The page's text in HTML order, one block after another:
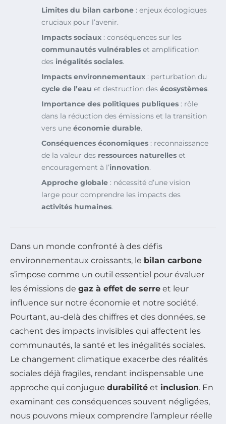
Limites du bilan carbone : enjeux écologiques
cruciaux pour l’avenir.
Impacts sociaux : conséquences sur les
communautés vulnérables et amplification
des inégalités sociales.
Impacts environnementaux : perturbation du
cycle de l’eau et destruction des écosystèmes.
Importance des politiques publiques : rôle
dans la réduction des émissions et la transition
vers une économie durable.
Conséquences économiques : reconnaissance
de la valeur des ressources naturelles et
encouragement à l’innovation.
Approche globale : nécessité d’une vision
large pour comprendre les impacts des
activités humaines.
Dans un monde confronté à des défis
environnementaux croissants, le bilan carbone
s’impose comme un outil essentiel pour évaluer
les émissions de gaz à effet de serre et leur
influence sur notre économie et notre société.
Pourtant, au-delà des chiffres et des données, se
cachent des impacts invisibles qui affectent les
communautés, la santé et les inégalités sociales.
Le changement climatique exacerbe des réalités
sociales déjà fragiles, rendant indispensable une
approche qui conjugue durabilité et inclusion. En
examinant ces conséquences souvent négligées,
nous pouvons mieux comprendre l’ampleur réelle